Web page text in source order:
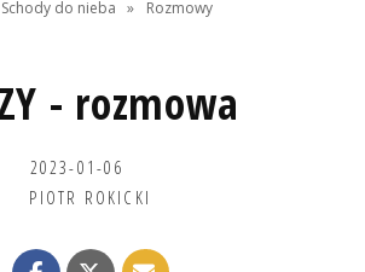
Schody do nieba » Rozmowy
- rozmowa
2023-01-06
PIOTR ROKICKI